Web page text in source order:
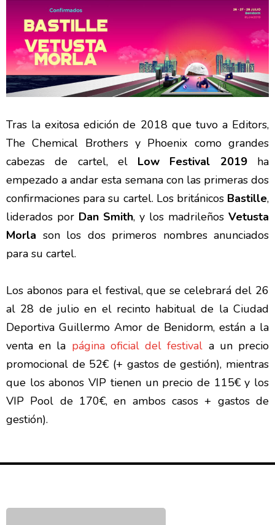
Tras la exitosa edición de 2018 que tuvo a Editors,
The Chemical Brothers y Phoenix como grandes
cabezas de cartel, el Low Festival 2019ha
empezado a andar esta semana con las primeras dos
confirmaciones para su cartel. Los británicos Bastille,
liderados por Dan Smith, y los madrileños Vetusta
Morla son los dos primeros nombres anunciados
para su cartel.
Los abonos para el festival, que se celebrará del 26
al 28 de julio en el recinto habitual de la Ciudad
Deportiva Guillermo Amor de Benidorm, están a la
venta en la página oficial del festival a un precio
promocional de 52€ (+ gastos de gestión), mientras
que los abonos VIP tienen un precio de 115€ y los
VIP Pool de 170€, en ambos casos + gastos de
gestión).